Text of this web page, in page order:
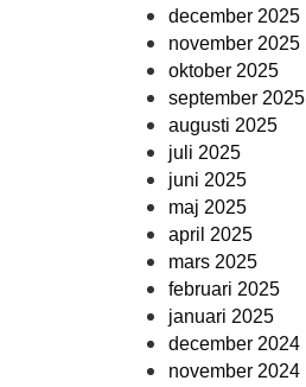
december 2025
november 2025
oktober 2025
september 2025
augusti 2025
juli 2025
juni 2025
maj 2025
april 2025
mars 2025
februari 2025
januari 2025
december 2024
november 2024